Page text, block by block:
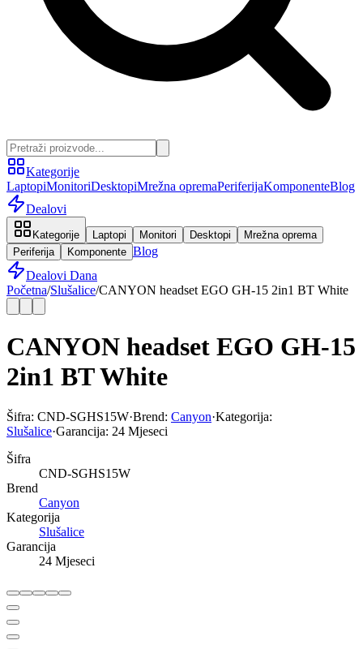
Kategorije
LaptopiMonitoriDesktopiMrežna opremaPeriferijaKomponenteBlog
Dealovi
Kategorije Laptopi Monitori Desktopi
Mrežna oprema
Periferija
Komponente Blog
Dealovi Dana
Početna/Slušalice/CANYON headset EGO GH-15 2in1 BT White
CANYON headset EGO GH-15
2in1 BT White
Šifra: CND-SGHS15W·Brend: Canyon·Kategorija:
Slušalice·Garancija: 24 Mjeseci
Šifra
CND-SGHS15W
Brend
Canyon
Kategorija
Slušalice
Garancija
24 Mjeseci